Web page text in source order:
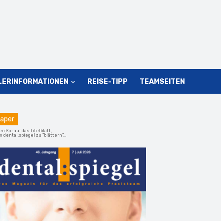
REISE-TIPP TEAMSEITEN
Sie auf das Titelblatt,
dental:spiegel zu "blättern"...